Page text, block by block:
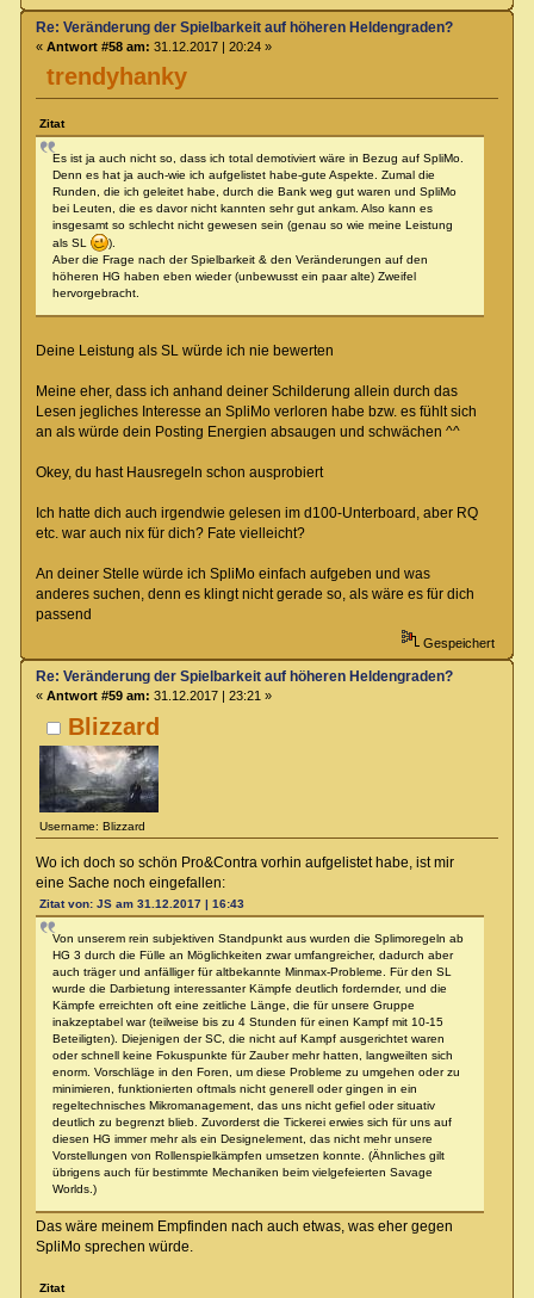
trendyhanky
Re: Veränderung der Spielbarkeit auf höheren Heldengraden?
« Antwort #58 am: 31.12.2017 | 20:24 »
Zitat
Es ist ja auch nicht so, dass ich total demotiviert wäre in Bezug auf SpliMo.
Denn es hat ja auch-wie ich aufgelistet habe-gute Aspekte. Zumal die
Runden, die ich geleitet habe, durch die Bank weg gut waren und SpliMo
bei Leuten, die es davor nicht kannten sehr gut ankam. Also kann es
insgesamt so schlecht nicht gewesen sein (genau so wie meine Leistung
als SL
).
Aber die Frage nach der Spielbarkeit & den Veränderungen auf den
höheren HG haben eben wieder (unbewusst ein paar alte) Zweifel
hervorgebracht.
Deine Leistung als SL würde ich nie bewerten
Meine eher, dass ich anhand deiner Schilderung allein durch das
Lesen jegliches Interesse an SpliMo verloren habe bzw. es fühlt sich
an als würde dein Posting Energien absaugen und schwächen ^^
Okey, du hast Hausregeln schon ausprobiert
Ich hatte dich auch irgendwie gelesen im d100-Unterboard, aber RQ
etc. war auch nix für dich? Fate vielleicht?
An deiner Stelle würde ich SpliMo einfach aufgeben und was
anderes suchen, denn es klingt nicht gerade so, als wäre es für dich
passend
Gespeichert
Blizzard
Username: Blizzard
Re: Veränderung der Spielbarkeit auf höheren Heldengraden?
« Antwort #59 am: 31.12.2017 | 23:21 »
Wo ich doch so schön Pro&Contra vorhin aufgelistet habe, ist mir
eine Sache noch eingefallen:
Zitat von: JS am 31.12.2017 | 16:43
Von unserem rein subjektiven Standpunkt aus wurden die Splimoregeln ab
HG 3 durch die Fülle an Möglichkeiten zwar umfangreicher, dadurch aber
auch träger und anfälliger für altbekannte Minmax-Probleme. Für den SL
wurde die Darbietung interessanter Kämpfe deutlich fordernder, und die
Kämpfe erreichten oft eine zeitliche Länge, die für unsere Gruppe
inakzeptabel war (teilweise bis zu 4 Stunden für einen Kampf mit 10-15
Beteiligten). Diejenigen der SC, die nicht auf Kampf ausgerichtet waren
oder schnell keine Fokuspunkte für Zauber mehr hatten, langweilten sich
enorm. Vorschläge in den Foren, um diese Probleme zu umgehen oder zu
minimieren, funktionierten oftmals nicht generell oder gingen in ein
regeltechnisches Mikromanagement, das uns nicht gefiel oder situativ
deutlich zu begrenzt blieb. Zuvorderst die Tickerei erwies sich für uns auf
diesen HG immer mehr als ein Designelement, das nicht mehr unsere
Vorstellungen von Rollenspielkämpfen umsetzen konnte. (Ähnliches gilt
übrigens auch für bestimmte Mechaniken beim vielgefeierten Savage
Worlds.)
Das wäre meinem Empfinden nach auch etwas, was eher gegen
SpliMo sprechen würde.
Zitat